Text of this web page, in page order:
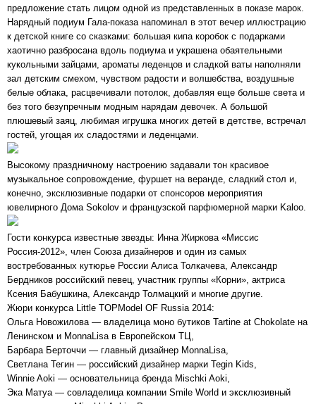
предложение стать лицом одной из представленных в показе марок.
Нарядный подиум Гала-показа напоминал в этот вечер иллюстрацию
к детской книге со сказками: большая кипа коробок с подарками
хаотично разбросана вдоль подиума и украшена обаятельными
кукольными зайцами, ароматы леденцов и сладкой ваты наполняли
зал детским смехом, чувством радости и волшебства, воздушные
белые облака, расцвечивали потолок, добавляя еще больше света и
без того безупречным модным нарядам девочек. А большой
плюшевый заяц, любимая игрушка многих детей в детстве, встречал
гостей, угощая их сладостями и леденцами.
Высокому праздничному настроению задавали тон красивое
музыкальное сопровождение, фуршет на веранде, сладкий стол и,
конечно, эксклюзивные подарки от спонсоров мероприятия
ювелирного Дома Sokolov и французской парфюмерной марки Kaloo.
Гости конкурса известные звезды: Инна Жиркова «Миссис
Россия-2012», член Союза дизайнеров и один из самых
востребованных кутюрье России Алиса Толкачева, Александр
Бердников российский певец, участник группы «Корни», актриса
Ксения Бабушкина, Александр Толмацкий и многие другие.
Жюри конкурса Little TOPModel OF Russia 2014:
Ольга Новожилова — владелица моно бутиков Tartine at Chokolate на
Ленинском и MonnaLisa в Европейском ТЦ,
Барбара Берточчи — главный дизайнер MonnaLisa,
Светлана Тегин — российский дизайнер марки Tegin Kids,
Winnie Aoki — основательница бренда Mischki Aoki,
Эка Матуа — совладелица компании Smile World и эксклюзивный